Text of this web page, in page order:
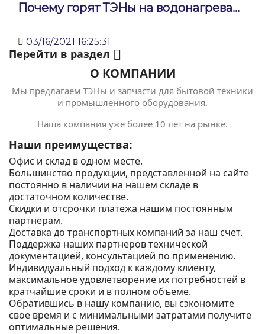
Почему горят ТЭНы на водонагрева...
03/16/2021 16:25:31
Перейти в раздел 
О КОМПАНИИ
Мы предлагаем ТЭНы и запчасти для бытовой техники
и промышленного оборудования.
Наша компания уже более 10 лет на рынке.
Наши преимущества:
Офис и склад в одном месте.
Большинство продукции, представленной на сайте
постоянно в наличии на нашем складе в
достаточном количестве.
Скидки и отсрочки платежа нашим постоянным
партнерам.
Доставка до транспортных компаний за наш счет.
Поддержка наших партнеров технической
документацией, консультацией по применению.
Индивидуальный подход к каждому клиенту,
максимальное удовлетворение их потребностей в
кратчайшие сроки и в полном объеме.
Обратившись в нашу компанию, вы сэкономите
свое время и с минимальными затратами получите
оптимальные решения.